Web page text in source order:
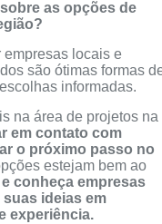
as opções de
empresas locais e
são ótimas formas
informadas.
na área de projetos na
em contato com
o próximo passo no
estejam bem ao
conheça empresas
ideias em
experiência.